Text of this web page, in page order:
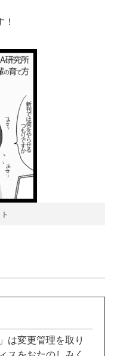
は変更管理を取り